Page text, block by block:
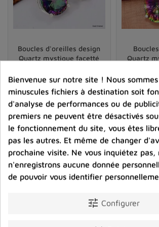
couleur et de brillance à chaque paire
durable qui offre de nombreux
ternissure et aux rayures,ce qui
bijoux resteront beaux et brillants même
années d'utilisation. Par ailleurs, l'
hypoallergénique et convient donc à
même sensibles.
Enfin,l'argent 925 est un excellent
d'énergie,il n'est donc pas à négliger
profiter desvertus des pierres
temps que leur beauté.
boucles d'oreilles en pierres
Boucles d'oreilles design
Quartz mystique facetté
Prix
53,00 €
shopping_cart  favorite_border
Quartz
Bienvenue sur notre site ! Nous
minuscules fichiers à destination soit
d'analyse de performances ou de
premiers ne peuvent être désactivés
le fonctionnement du site, vous êtes
pas les autres. Et même de changer
prochaine visite. Ne vous inquiétez pas,
n'enregistrons aucune donnée
de pouvoir vous identifier
tune Configurer